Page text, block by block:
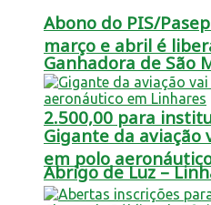
Ganhadora de São
2.500,00 para
Abrigo de Luz –
Abono do PIS/
março e abril é
Gigante da aviação
em polo